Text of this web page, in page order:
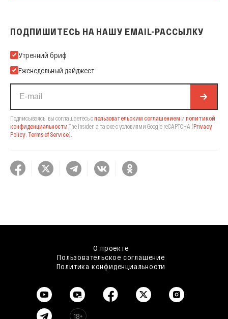
ПОДПИШИТЕСЬ НА НАШУ EMAIL-РАССЫЛКУ
Подпишитесь на нашу Email-рассылку
Утренний бриф
Еженедельный дайджест
Подписываясь, вы соглашаетесь спользовательским соглашением и политикой
конфиденциальности The Insider, а также с условиями Google reCAPTCHA (Privacy
Policy, Terms of Service).
О проекте
Пользовательское соглашение
Политика конфиденциальности
18+